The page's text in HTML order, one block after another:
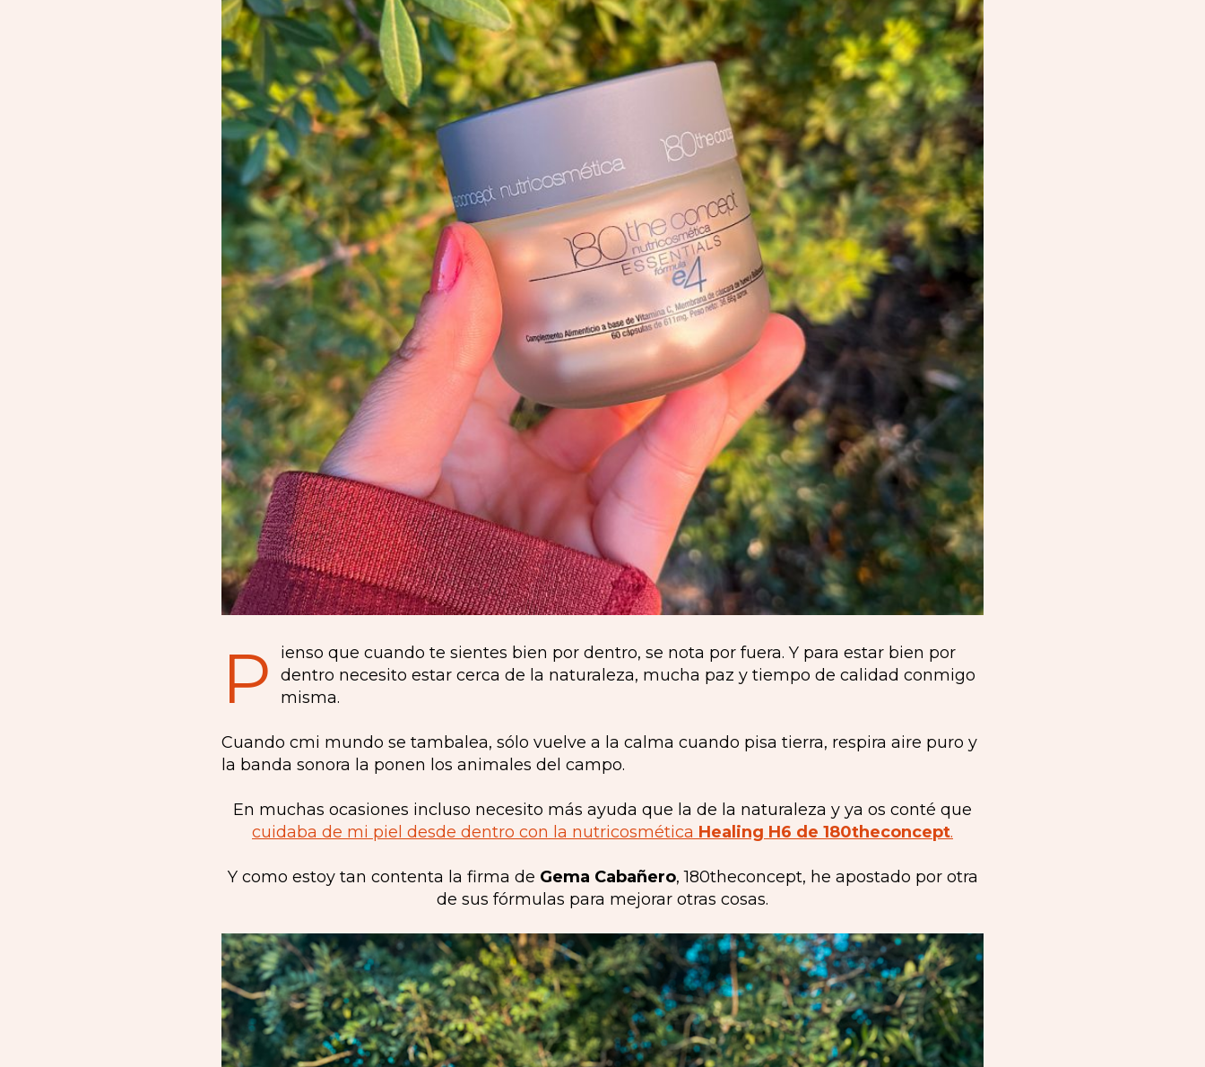
P
ienso que cuando te sientes bien por dentro, se nota por fuera. Y para estar bien por
dentro necesito estar cerca de la naturaleza, mucha paz y tiempo de calidad conmigo
misma.
Cuando cmi mundo se tambalea, sólo vuelve a la calma cuando pisa tierra, respira aire puro y
la banda sonora la ponen los animales del campo.
En muchas ocasiones incluso necesito más ayuda que la de la naturaleza y ya os conté que
cuidaba de mi piel desde dentro con la nutricosmética Healing H6 de 180theconcept.
Y como estoy tan contenta la firma de Gema Cabañero, 180theconcept, he apostado por otra
de sus fórmulas para mejorar otras cosas.